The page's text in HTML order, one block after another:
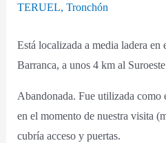
TERUEL,Tronchón
Está localizada a media ladera
Barranca, a unos 4 km al
Abandonada. Fue utilizada como
en el momento de nuestra visita
cubría acceso y puertas.